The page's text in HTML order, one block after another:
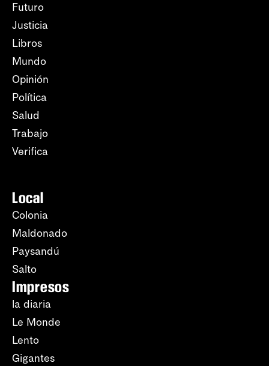
Futuro
Justicia
Libros
Mundo
Opinión
Política
Salud
Trabajo
Verifica
Local
Colonia
Maldonado
Paysandú
Salto
Impresos
la diaria
Le Monde
Lento
Gigantes